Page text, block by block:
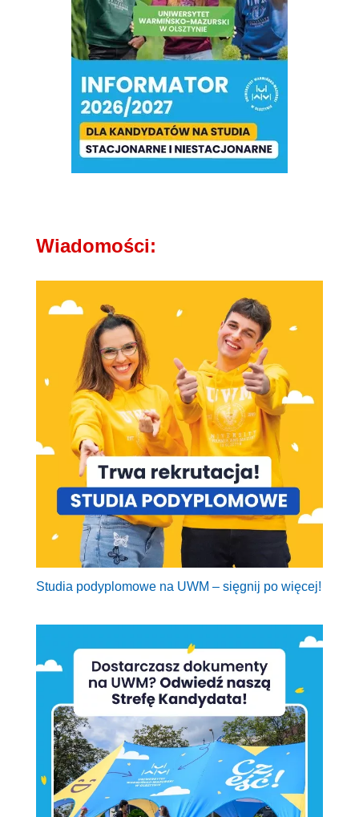
Wiadomości:
Studia podyplomowe na UWM – sięgnij po więcej!